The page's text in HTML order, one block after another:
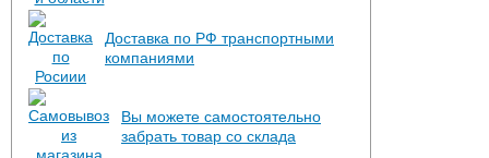
Доставка по РФ транспортными
компаниями
Вы можете самостоятельно
забрать товар со склада